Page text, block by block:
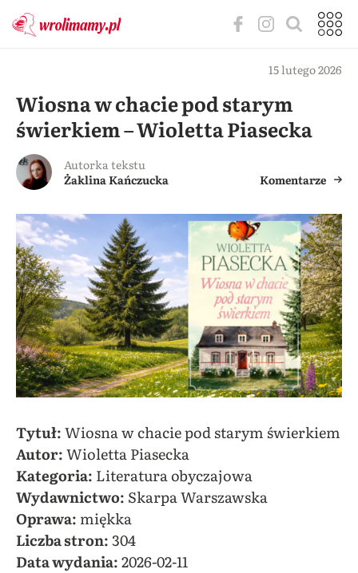
15 lutego 2026
Wiosna w chacie pod starym
świerkiem – Wioletta Piasecka
Autorka tekstu
Żaklina Kańczucka
Komentarze
Tytuł:Wiosna w chacie pod starym świerkiem
Autor:Wioletta Piasecka
Kategoria: Literatura obyczajowa
Wydawnictwo: Skarpa Warszawska
Oprawa: miękka
Liczba stron:304
Data wydania:2026-02-11